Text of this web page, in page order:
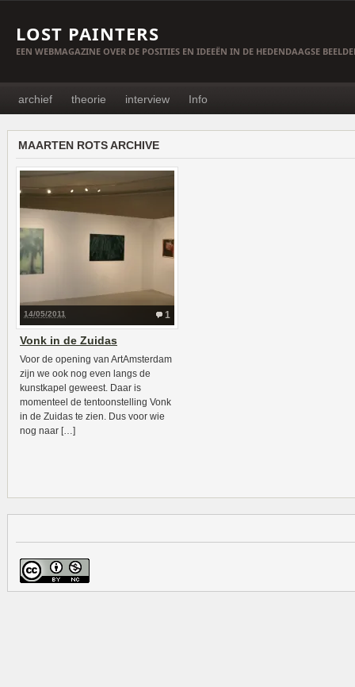
LOST PAINTERS
EEN WEBMAGAZINE OVER DE POSITIES EN IDEEËN IN DE HEDENDAAGSE
archief theorie interview Info
MAARTEN ROTS ARCHIVE
1
14/05/2011
Vonk in de Zuidas
Voor de opening van ArtAmsterdam
zijn we ook nog even langs de
kunstkapel geweest. Daar is
momenteel de tentoonstelling Vonk
in de Zuidas te zien. Dus voor wie
nog naar […]